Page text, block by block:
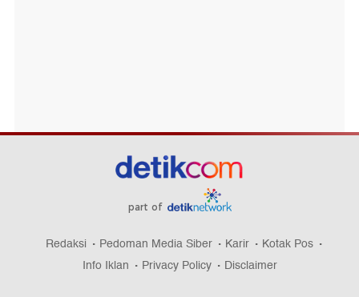
part of
Redaksi Pedoman Media Siber Karir
Kotak Pos
Info Iklan
Privacy Policy Disclaimer